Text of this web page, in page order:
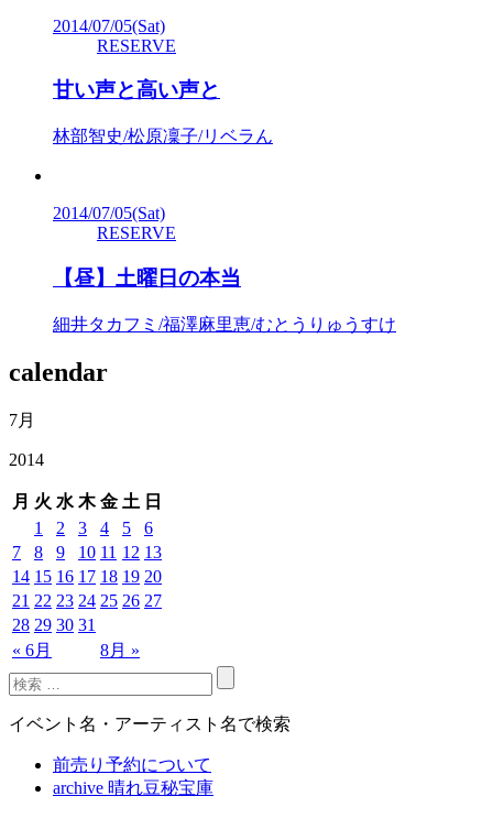
2014/07/05(Sat)
RESERVE
甘い声と高い声と
林部智史/松原凜子/リベラん
2014/07/05(Sat)
RESERVE
【昼】土曜日の本当
細井タカフミ/福澤麻里恵/むとうりゅうすけ
calendar
7月
2014
月 火 水 木 金 土 日
« 6月 8月 »
1 2 3 4 5
6
7
8 9 10 11 12 13
14 15 16 17 18 19 20
21 22 23 24 25 26 27
28 29 30 31
イベント名・アーティスト名で検索
前売り予約について
archive 晴れ豆秘宝庫